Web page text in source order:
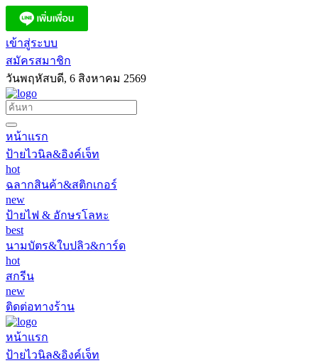
เข้าสู่ระบบ
สมัครสมาชิก
วันพฤหัสบดี, 6 สิงหาคม 2569
หน้าแรก
ป้ายไวนิล&อิงค์เจ็ท
hot
ฉลากสินค้า&สติกเกอร์
new
ป้ายไฟ & อักษรโลหะ
best
นามบัตร&ใบปลิว&การ์ด
hot
สกรีน
new
ติดต่อทางร้าน
หน้าแรก
ป้ายไวนิล&อิงค์เจ็ท